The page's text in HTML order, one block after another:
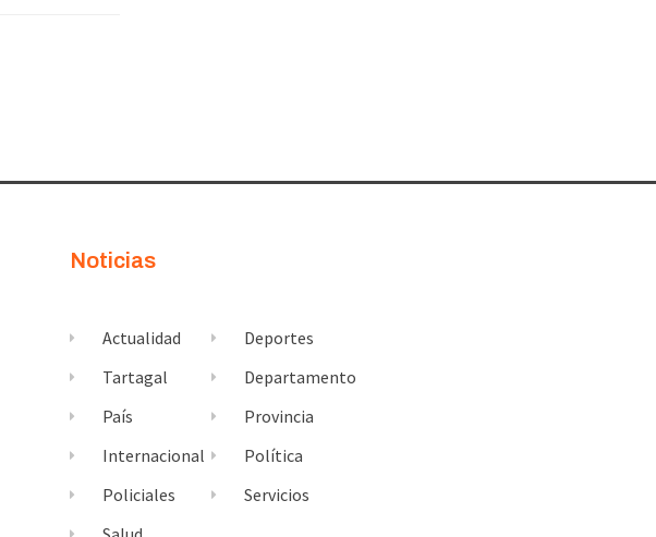
Noticias
Actualidad
Tartagal
País
Internacional
Policiales
Deportes
Departamento
Provincia
Política
Servicios